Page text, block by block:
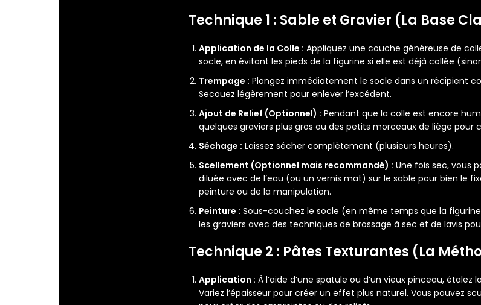
Technique 1 : Sable et Gravier (La Base
Application de la Colle : Appliquez une couche généreuse de
socle, en évitant les pieds de la figurine si elle est déjà collée
Trempage : Plongez immédiatement le socle dans un récipient
Secouez légèrement pour enlever l’excédent.
Ajout de Relief (Optionnel) : Pendant que la colle est encore
quelques graviers plus gros ou des petits morceaux de liège pour
Séchage : Laissez sécher complètement (plusieurs heures).
Scellement (Optionnel mais recommandé) : Une fois sec, vous
diluée avec de l’eau (ou un vernis mat) sur le sable pour bien le
peinture ou de la manipulation.
Peinture : Sous-couchez le socle (en même temps que la
les graviers avec des techniques de brossage à sec et de lavis
Technique 2 : Pâtes Texturantes (La
Application : À l’aide d’une spatule ou d’un vieux pinceau,
Variez l’épaisseur pour créer un effet plus naturel. Vous pouvez